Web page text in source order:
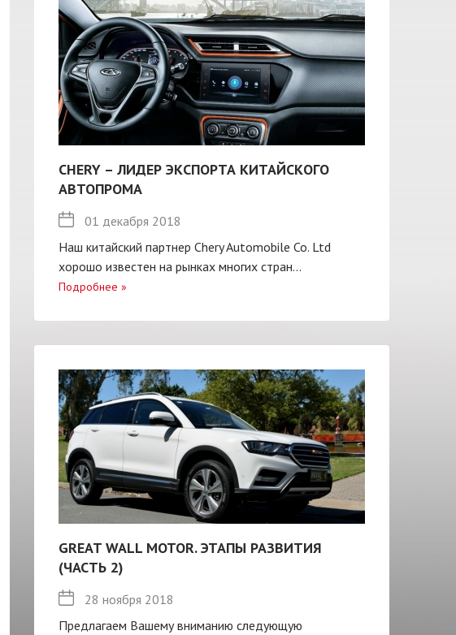
CHERY – ЛИДЕР ЭКСПОРТА КИТАЙСКОГО
АВТОПРОМА
01 декабря 2018
Наш китайский партнер Chery Automobile Co. Ltd
хорошо известен на рынках многих стран...
Подробнее »
GREAT WALL MOTOR. ЭТАПЫ РАЗВИТИЯ
(ЧАСТЬ 2)
28 ноября 2018
Предлагаем Вашему вниманию следующую